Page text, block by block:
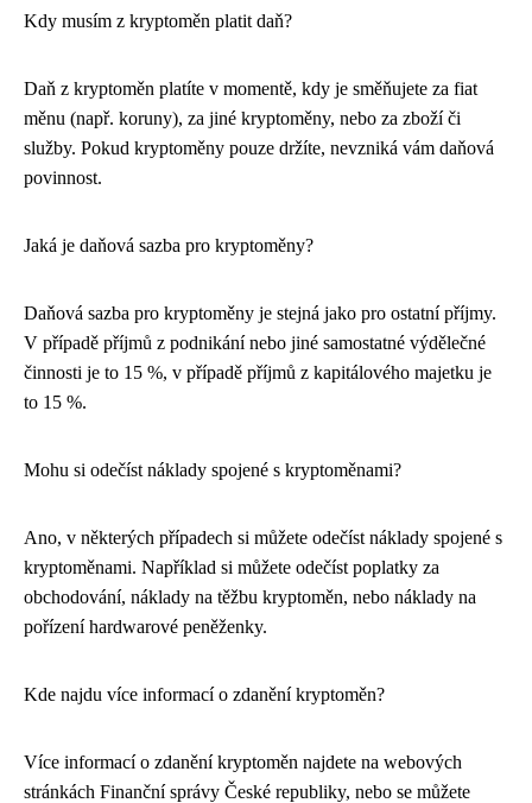
Kdy musím z kryptoměn platit daň?
Daň z kryptoměn platíte v momentě, kdy je směňujete za fiat
měnu (např. koruny), za jiné kryptoměny, nebo za zboží či
služby. Pokud kryptoměny pouze držíte, nevzniká vám daňová
povinnost.
Jaká je daňová sazba pro kryptoměny?
Daňová sazba pro kryptoměny je stejná jako pro ostatní příjmy.
V případě příjmů z podnikání nebo jiné samostatné výdělečné
činnosti je to 15 %, v případě příjmů z kapitálového majetku je
to 15 %.
Mohu si odečíst náklady spojené s kryptoměnami?
Ano, v některých případech si můžete odečíst náklady spojené s
kryptoměnami. Například si můžete odečíst poplatky za
obchodování, náklady na těžbu kryptoměn, nebo náklady na
pořízení hardwarové peněženky.
Kde najdu více informací o zdanění kryptoměn?
Více informací o zdanění kryptoměn najdete na webových
stránkách Finanční správy České republiky, nebo se můžete